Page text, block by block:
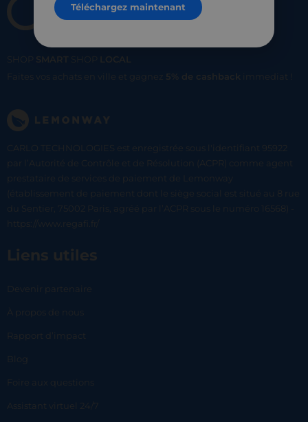
SHOP SMART SHOP
LOCAL
Faites vos achats en ville et gagnez 5% de cashback immediat !
CARLO TECHNOLOGIES est enregistrée sous l'identifiant 95922
par l’Autorité de Contrôle et de Résolution (ACPR) comme agent
prestataire de services de paiement de Lemonway
(établissement de paiement dont le siège social est situé au 8 rue
du Sentier, 75002 Paris, agréé par l’ACPR sous le numéro 16568) -
https://www.regafi.fr/
Liens utiles
Devenir partenaire
À propos de nous
Rapport d’impact
Blog
Foire aux questions
Assistant virtuel 24/7
Téléchargez maintenant